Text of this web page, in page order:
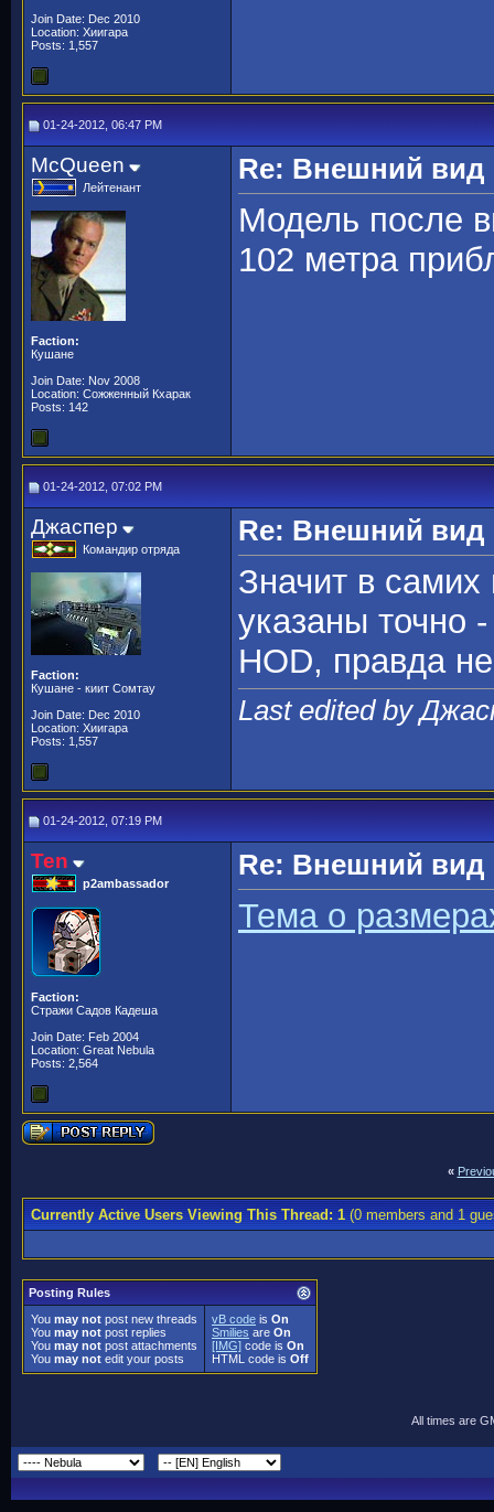
Join Date: Dec 2010
Location: Хиигара
Posts: 1,557
01-24-2012, 06:47 PM
McQueen
Лейтенант
Faction:
Кушане
Join Date: Nov 2008
Location: Сожженный Кхарак
Posts: 142
Re: Внешний вид
Модель после
102 метра
01-24-2012, 07:02 PM
Джаспер
Командир отряда
Faction:
Кушане - киит Сомтау
Join Date: Dec 2010
Location: Хиигара
Posts: 1,557
Re: Внешний вид
Значит в
указаны точно
HOD, правда
Last edited by
01-24-2012, 07:19 PM
Ten
p2ambassador
Faction:
Стражи Садов Кадеша
Join Date: Feb 2004
Location: Great Nebula
Posts: 2,564
Re: Внешний вид
Тема о
«
Currently Active Users Viewing This Thread: 1(0 members and 1
Posting Rules
You may not post new threads
You may not post replies
You may not post attachments
You may not edit your posts
vB code is On
Smilies are On
[IMG] code is On
HTML code is Off
All times are